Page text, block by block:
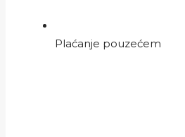
Plaćanje pouzećem